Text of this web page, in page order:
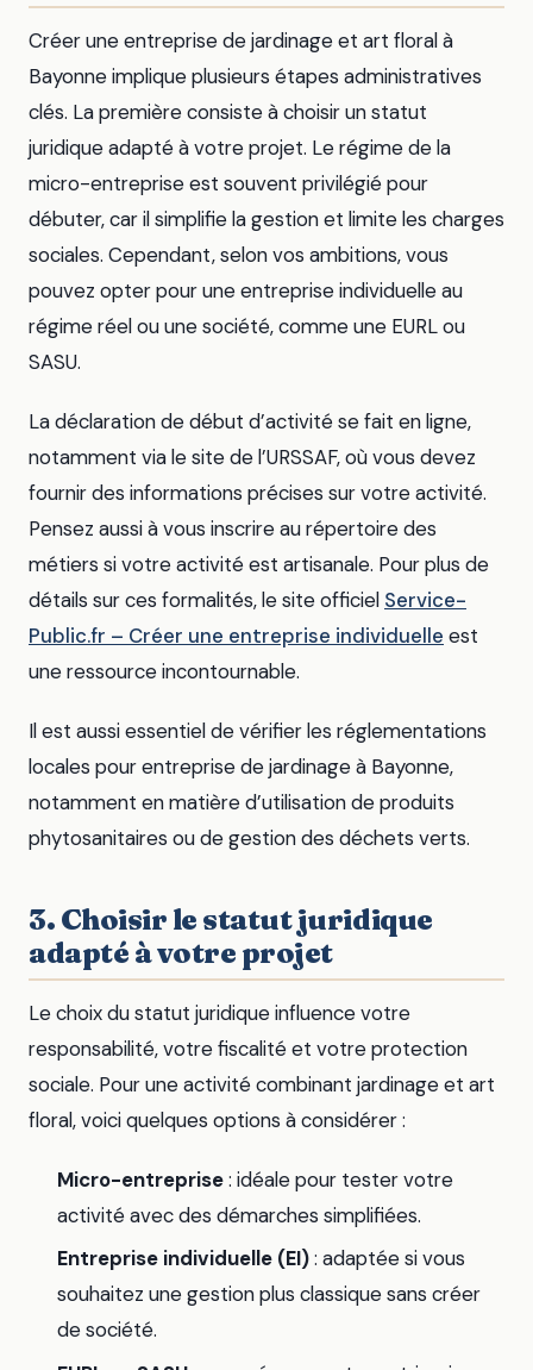
Créer une entreprise de jardinage et art floral à
Bayonne implique plusieurs étapes administratives
clés. La première consiste à choisir un statut
juridique adapté à votre projet. Le régime de la
micro-entreprise est souvent privilégié pour
débuter, car il simplifie la gestion et limite les charges
sociales. Cependant, selon vos ambitions, vous
pouvez opter pour une entreprise individuelle au
régime réel ou une société, comme une EURL ou
SASU.
La déclaration de début d’activité se fait en ligne,
notamment via le site de l’URSSAF, où vous devez
fournir des informations précises sur votre activité.
Pensez aussi à vous inscrire au répertoire des
métiers si votre activité est artisanale. Pour plus de
détails sur ces formalités, le site officiel Service-
Public.fr – Créer une entreprise individuelle est
une ressource incontournable.
Il est aussi essentiel de vérifier les réglementations
locales pour entreprise de jardinage à Bayonne,
notamment en matière d’utilisation de produits
phytosanitaires ou de gestion des déchets verts.
3. Choisir le statut juridique
adapté à votre projet
Le choix du statut juridique influence votre
responsabilité, votre fiscalité et votre protection
sociale. Pour une activité combinant jardinage et art
floral, voici quelques options à considérer :
Micro-entreprise: idéale pour tester votre
activité avec des démarches simplifiées.
Entreprise individuelle (EI): adaptée si vous
souhaitez une gestion plus classique sans créer
de société.